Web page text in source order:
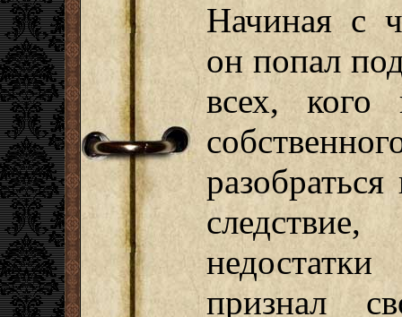
Начиная с
он попал
всех, кого
признал